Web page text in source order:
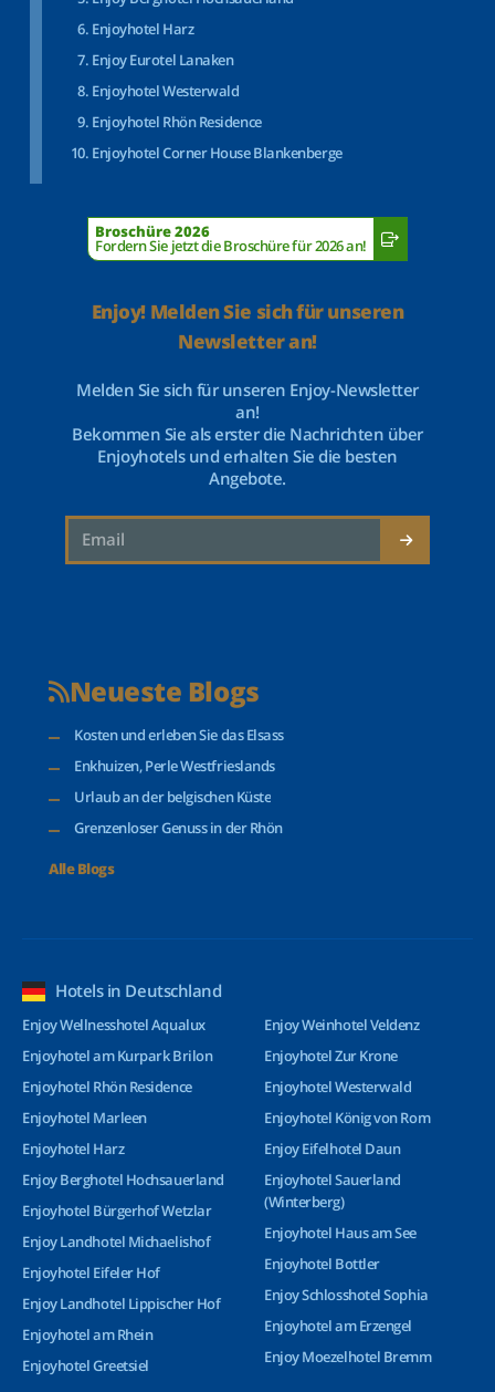
Enjoyhotel Harz
Enjoy Eurotel Lanaken
Enjoyhotel Westerwald
Enjoyhotel Rhön Residence
Enjoyhotel Corner House Blankenberge
Broschüre 2026
Fordern Sie jetzt die Broschüre für 2026 an!
Enjoy! Melden Sie sich für unseren
Newsletter an!
Melden Sie sich für unseren Enjoy-Newsletter
an!
Bekommen Sie als erster die Nachrichten über
Enjoyhotels und erhalten Sie die besten
Angebote.
Neueste Blogs
Kosten und erleben Sie das Elsass
Enkhuizen, Perle Westfrieslands
Urlaub an der belgischen Küste
Grenzenloser Genuss in der Rhön
Alle Blogs
Hotels in Deutschland
Enjoy Wellnesshotel Aqualux
Enjoyhotel am Kurpark Brilon
Enjoyhotel Rhön Residence
Enjoyhotel Marleen
Enjoyhotel Harz
Enjoy Berghotel Hochsauerland
Enjoyhotel Bürgerhof Wetzlar
Enjoy Landhotel Michaelishof
Enjoyhotel Eifeler Hof
Enjoy Landhotel Lippischer Hof
Enjoyhotel am Rhein
Enjoyhotel Greetsiel
Enjoy Weinhotel Veldenz
Enjoyhotel Zur Krone
Enjoyhotel Westerwald
Enjoyhotel König von Rom
Enjoy Eifelhotel Daun
Enjoyhotel Sauerland
(Winterberg)
Enjoyhotel Haus am See
Enjoyhotel Bottler
Enjoy Schlosshotel Sophia
Enjoyhotel am Erzengel
Enjoy Moezelhotel Bremm